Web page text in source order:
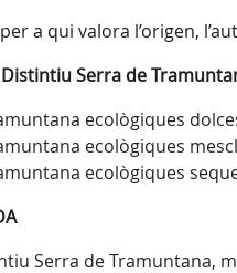
a qui valora l’origen,
Serra de
ecològiques
ecològiques
ecològiques
Serra de Tramuntana,